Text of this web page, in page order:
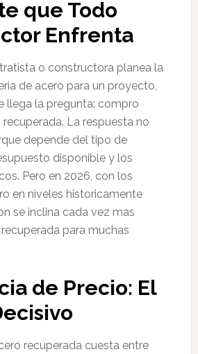
que Todo
Enfrenta
o constructora planea la
de acero para un proyecto,
llega la pregunta: compro
La respuesta no
depende del tipo de
disponible y los
Pero en 2026, con los
en niveles historicamente
se inclina cada vez mas
para muchas
de Precio: El
recuperada cuesta entre